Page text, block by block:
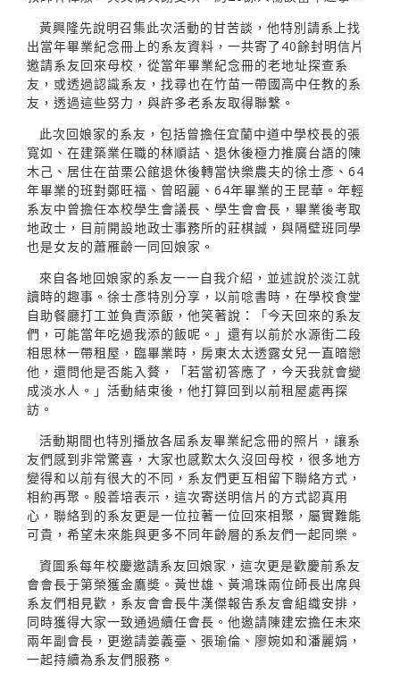
黃興隆先說明召集此次活動的甘苦談，他特別請系上找
出當年畢業紀念冊上的系友資料，一共寄了40餘封明信片
邀請系友回來母校，從當年畢業紀念冊的老地址探查系
友，或透過認識系友，找尋也在竹苗一帶國高中任教的系
友，透過這些努力，與許多老系友取得聯繫。
此次回娘家的系友，包括曾擔任宜蘭中道中學校長的張
寬如、在建築業任職的林順詰、退休後極力推廣台語的陳
木己、居住在苗栗公館退休後轉當快樂農夫的徐士彥、64
年畢業的班對鄭旺福、曾昭麗、64年畢業的王昆華。年輕
系友中曾擔任本校學生會議長、學生會會長，畢業後考取
地政士，目前開設地政士事務所的莊棋誠，與隔壁班同學
也是女友的蕭雁齡一同回娘家。
來自各地回娘家的系友一一自我介紹，並述說於淡江就
讀時的趣事。徐士彥特別分享，以前唸書時，在學校食堂
自助餐廳打工並負責添飯，他笑著說：「今天回來的系友
們，可能當年吃過我添的飯呢。」還有以前於水源街二段
相思林一帶租屋，臨畢業時，房東太太透露女兒一直暗戀
他，還問他是否能入贅，「若當初答應了，今天我就會變
成淡水人。」活動結束後，他打算回到以前租屋處再探
訪。
活動期間也特別播放各屆系友畢業紀念冊的照片，讓系
友們感到非常驚喜，大家也感歎太久沒回母校，很多地方
變得和以前有很大的不同，系友們更互相留下聯絡方式，
相約再聚。殷善培表示，這次寄送明信片的方式認真用
心，聯絡到的系友更是一位拉著一位回來相聚，屬實難能
可貴，希望未來能與更多不同年齡層的系友們一起同樂。
資圖系每年校慶邀請系友回娘家，這次更是歡慶前系友
會會長于第榮獲金鷹奬。黃世雄、黃鴻珠兩位師長出席與
系友們相見歡，系友會會長牛漢傑報告系友會組織安排，
同時獲得大家一致通過續任會長。他邀請陳建宏擔任未來
兩年副會長，更邀請姜義臺、張瑜倫、廖婉如和潘麗娟，
一起持續為系友們服務。